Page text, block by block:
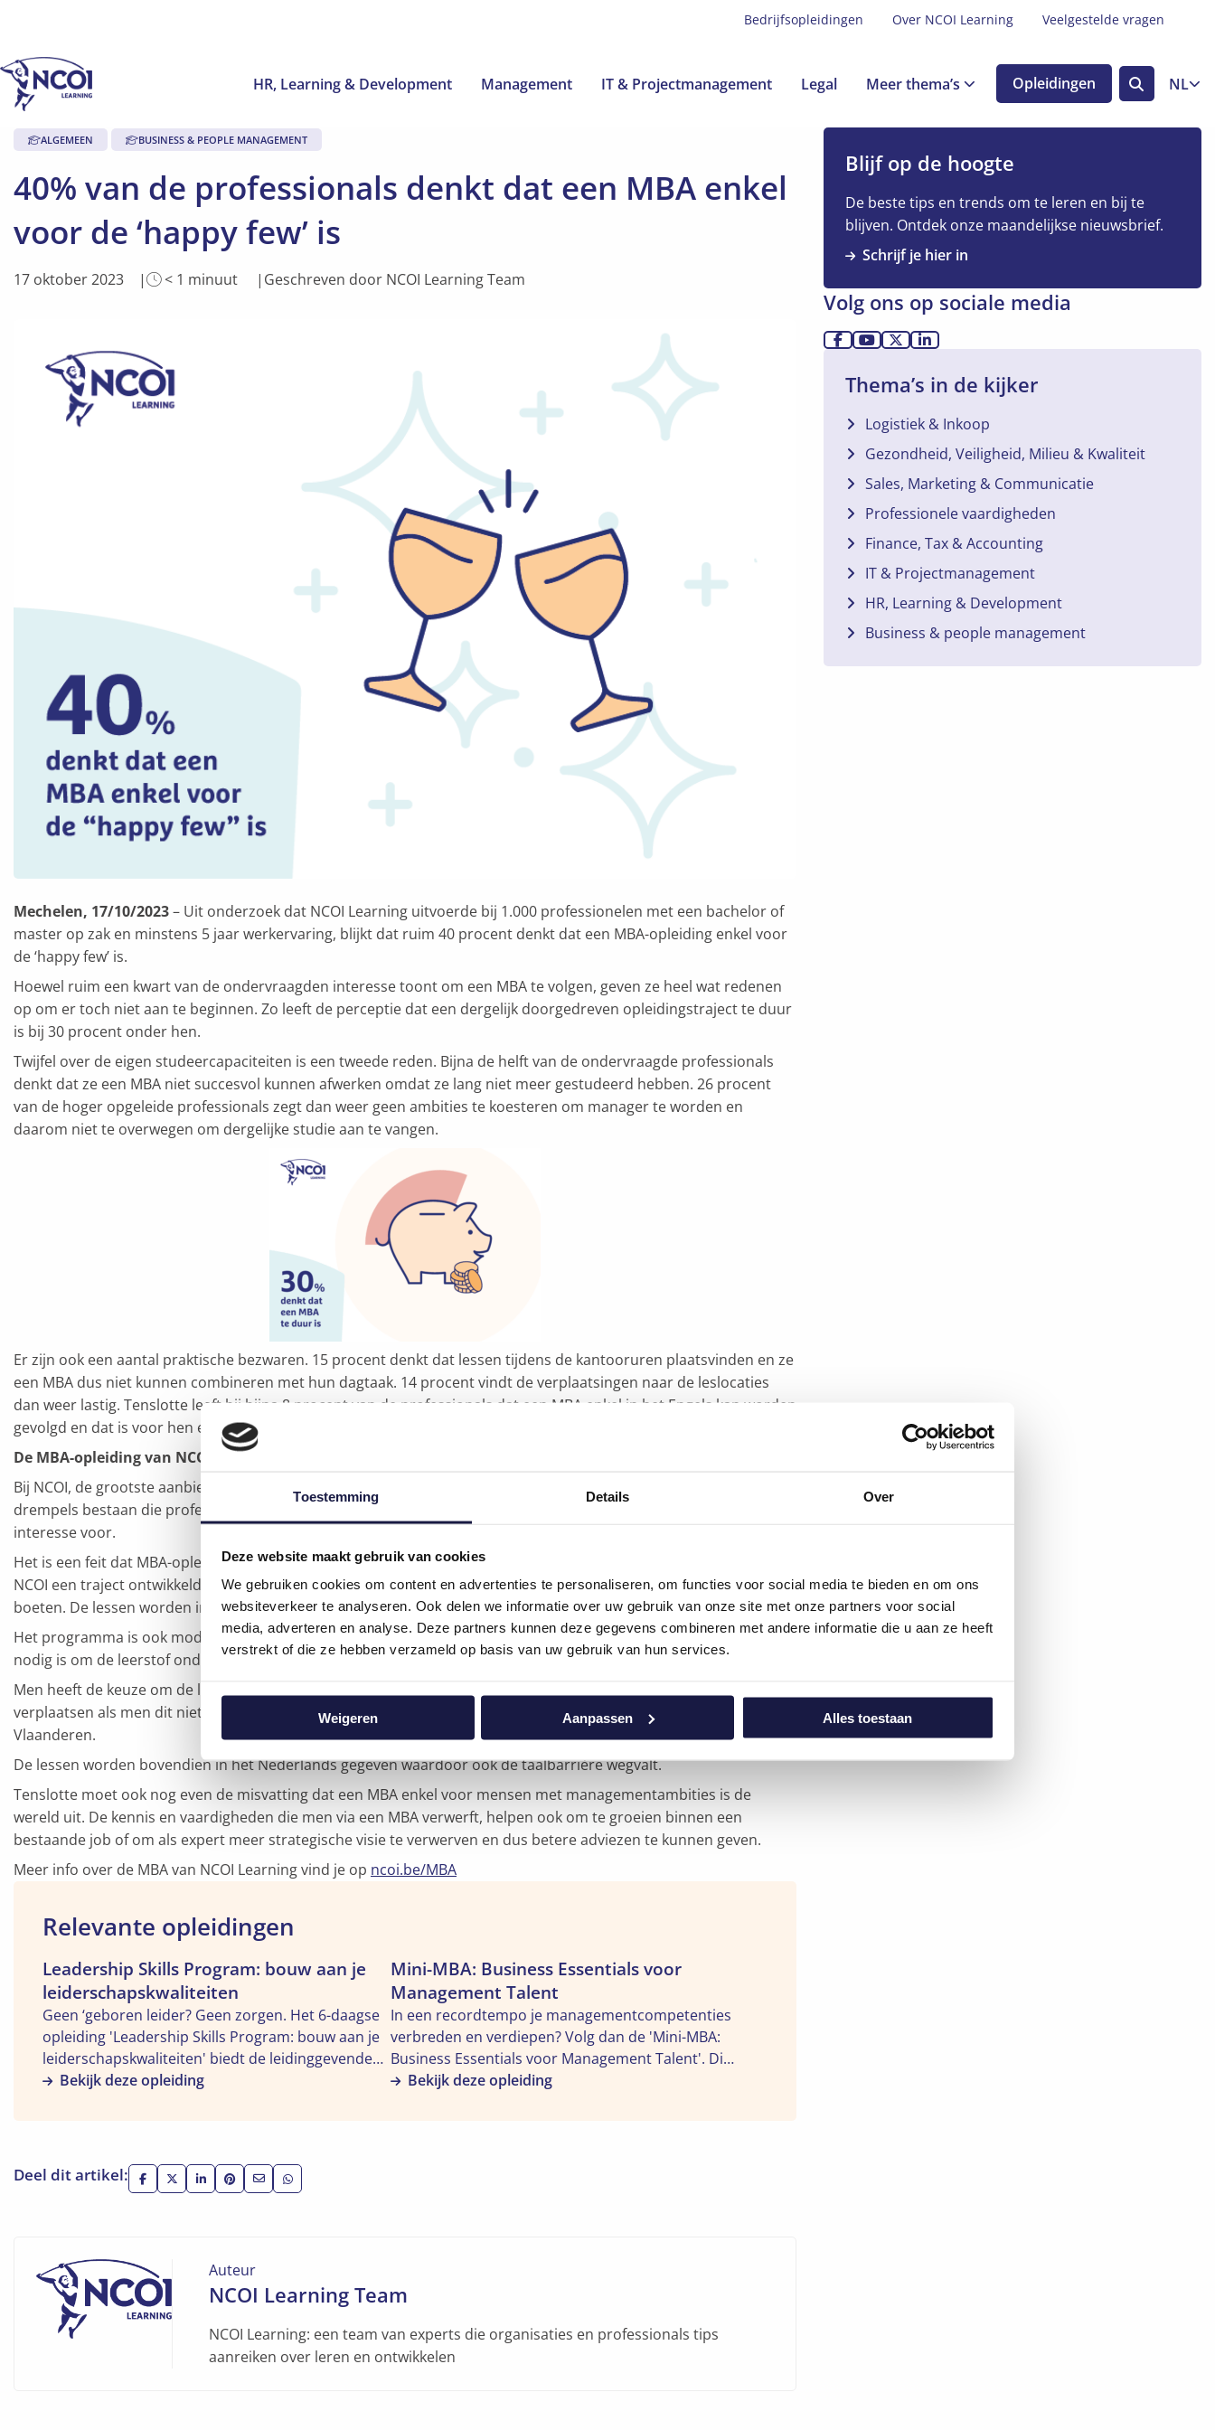
Toestemming Details Over
Deze website maakt gebruik van cookies
We gebruiken cookies om content en advertenties te personaliseren, om functies voor social media te bieden en om ons
websiteverkeer te analyseren. Ook delen we informatie over uw gebruik van onze site met onze partners voor social
media, adverteren en analyse. Deze partners kunnen deze gegevens combineren met andere informatie die u aan ze heeft
verstrekt of die ze hebben verzameld op basis van uw gebruik van hun services.
Weigeren Aanpassen Alles toestaan
Bedrijfsopleidingen Over NCOI Learning Veelgestelde vragen
HR, Learning & Development Management IT & Projectmanagement Legal Meer thema’s Opleidingen Zoek
knop
NL
40% van de professionals denkt dat een MBA enkel
voor de ‘happy few’ is
ALGEMEEN BUSINESS & PEOPLE MANAGEMENT
17 oktober 2023
Leestijd
< 1 minuut Geschreven door NCOI Learning Team
Mechelen, 17/10/2023– Uit onderzoek dat NCOI Learning uitvoerde bij 1.000 professionelen met een bachelor of
master op zak en minstens 5 jaar werkervaring, blijkt dat ruim 40 procent denkt dat een MBA-opleiding enkel voor
de ‘happy few’ is.
Hoewel ruim een kwart van de ondervraagden interesse toont om een MBA te volgen, geven ze heel wat redenen
op om er toch niet aan te beginnen. Zo leeft de perceptie dat een dergelijk doorgedreven opleidingstraject te duur
is bij 30 procent onder hen.
Twijfel over de eigen studeercapaciteiten is een tweede reden. Bijna de helft van de ondervraagde professionals
denkt dat ze een MBA niet succesvol kunnen afwerken omdat ze lang niet meer gestudeerd hebben. 26 procent
van de hoger opgeleide professionals zegt dan weer geen ambities te koesteren om manager te worden en
daarom niet te overwegen om dergelijke studie aan te vangen.
Er zijn ook een aantal praktische bezwaren. 15 procent denkt dat lessen tijdens de kantooruren plaatsvinden en ze
een MBA dus niet kunnen combineren met hun dagtaak. 14 procent vindt de verplaatsingen naar de leslocaties
dan weer lastig. Tenslotte leeft bij bijna 8 procent van de professionals dat een MBA enkel in het Engels kan worden
gevolgd en dat is voor hen een bijkomende uitdaging.
De MBA-opleiding van NCOI Learning biedt oplossingen
Bij NCOI, de grootste aanbieder van professionele opleidingen in België, is men zich ervan bewust dat er wel wat
drempels bestaan die professionals tegenhouden om aan een MBA-studie te beginnen, ook al hebben ze daar wel
interesse voor.
Het is een feit dat MBA-opleidingen bij de klassieke managementscholen en universitairen duur zijn. Daarom heeft
NCOI een traject ontwikkeld aan een prijs die toegankelijk is voor middenkaders, zonder evenwel aan kwaliteit in te
boeten. De lessen worden immers gegeven door experten die ook nog in de praktijk staan.
Het programma is ook modulair. Hierdoor kan men het traject op eigen tempo afleggen en dus alle tijd nemen die
nodig is om de leerstof onder de knie te krijgen.
Men heeft de keuze om de lessen klassikaal of in een virtual classroom te volgen. Het is dus niet nodig om zich te
verplaatsen als men dit niet wil. Wil men toch ‘live’ een les bijwonen, dan kan dit op goed bereikbare locaties in
Vlaanderen.
De lessen worden bovendien in het Nederlands gegeven waardoor ook de taalbarrière wegvalt.
Tenslotte moet ook nog even de misvatting dat een MBA enkel voor mensen met managementambities is de
wereld uit. De kennis en vaardigheden die men via een MBA verwerft, helpen ook om te groeien binnen een
bestaande job of om als expert meer strategische visie te verwerven en dus betere adviezen te kunnen geven.
Meer info over de MBA van NCOI Learning vind je op ncoi.be/MBA
Relevante opleidingen
Leadership Skills Program: bouw aan je
leiderschapskwaliteiten
Geen ‘geboren leider? Geen zorgen. Het 6-daagse
opleiding 'Leadership Skills Program: bouw aan je
leiderschapskwaliteiten' biedt de leidinggevende
vaardigheden die je nodig hebt om een team te
Bekijk deze opleiding
Bekijk
de
opleiding
"Leadership
Skills
Program:
leiderschapskwaliteiten"
Mini-MBA: Business Essentials voor
Management Talent
In een recordtempo je managementcompetenties
verbreden en verdiepen? Volg dan de 'Mini-MBA:
Business Essentials voor Management Talent'. Dit
unieke trainingsprogramma leert je in 10 dagen
Bekijk deze opleiding
Bekijk
de
opleiding
"Mini-
MBA:
Business
Deel dit artikel:
Deel
Deel
Deel
Deel
Deel
Deel
Auteur
NCOI Learning Team
NCOI Learning: een team van experts die organisaties en professionals tips
aanreiken over leren en ontwikkelen
Blijf op de hoogte
De beste tips en trends om te leren en bij te
blijven. Ontdek onze maandelijkse nieuwsbrief.
Schrijf je hier in
Volg ons op sociale media
Ga
Facebook
Ga
YouTube
Ga
X
Ga
LinkedIn
Thema’s in de kijker
Logistiek & Inkoop
Gezondheid, Veiligheid, Milieu & Kwaliteit
Sales, Marketing & Communicatie
Professionele vaardigheden
Finance, Tax & Accounting
IT & Projectmanagement
HR, Learning & Development
Business & people management